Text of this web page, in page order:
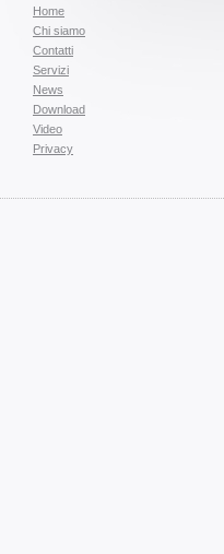
Home
Chi siamo
Contatti
Servizi
News
Download
Video
Privacy